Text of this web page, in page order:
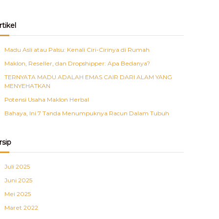
Madu Asli atau Palsu: Kenali Ciri-Cirinya di Rumah
Maklon, Reseller, dan Dropshipper: Apa Bedanya?
TERNYATA MADU ADALAH EMAS CAIR DARI ALAM YANG
MENYEHATKAN
Potensi Usaha Maklon Herbal
Bahaya, Ini 7 Tanda Menumpuknya Racun Dalam Tubuh
Juli 2025
Juni 2025
Mei 2025
Maret 2022